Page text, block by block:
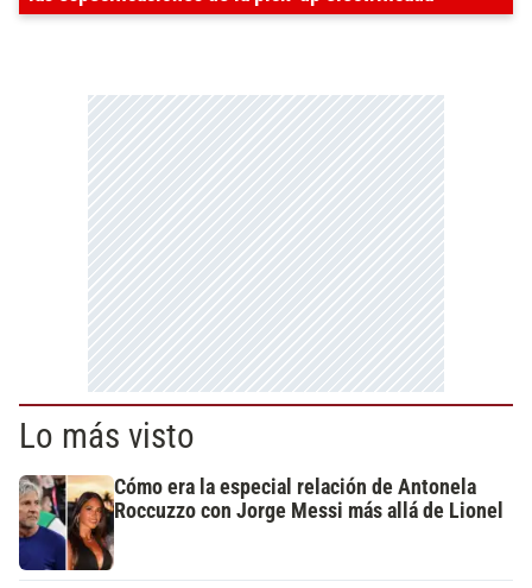
Lo más visto
Cómo era la especial relación de Antonela
Roccuzzo con Jorge Messi más allá de Lionel